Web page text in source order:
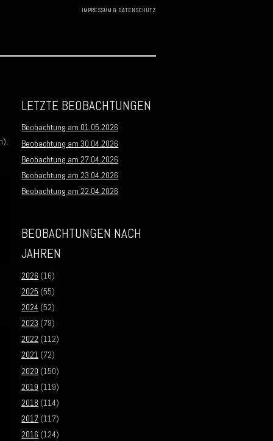
IMPRESSUM & DATENSCHUTZ
LETZTE BEOBACHTUNGEN
Beobachtung am 01.05.2026
Beobachtung am 30.04.2026
Beobachtung am 27.04.2026
Beobachtung am 23.04.2026
Beobachtung am 22.04.2026
BEOBACHTUNGEN NACH
JAHREN
2026 (16)
2025 (55)
2024 (52)
2023 (79)
2022 (112)
2021 (72)
2020 (150)
2019 (119)
2018 (114)
2017 (117)
2016 (124)